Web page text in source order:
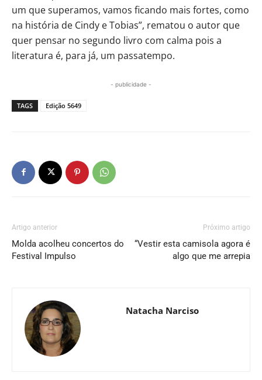
um que superamos, vamos ficando mais fortes, como
na história de Cindy e Tobias”, rematou o autor que
quer pensar no segundo livro com calma pois a
literatura é, para já, um passatempo.
- publicidade -
TAGS Edição 5649
Artigo anterior
Molda acolheu concertos do
Festival Impulso
Próximo artigo
“Vestir esta camisola agora é
algo que me arrepia
Natacha Narciso